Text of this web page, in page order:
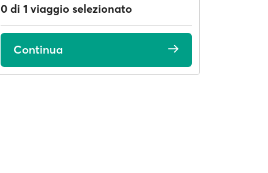
0 di 1 viaggio selezionato
Continua